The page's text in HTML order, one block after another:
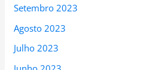
Setembro 2023
Agosto 2023
Julho 2023